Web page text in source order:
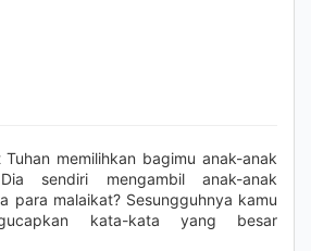
memilihkan bagimu anak-anak
sendiri mengambil anak-anak
para malaikat? Sesungguhnya kamu
kata-kata yang besar